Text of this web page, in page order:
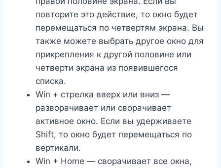
повторите это действие, то окно будет
перемещаться по четвертям экрана. Вы
также можете выбрать другое окно для
прикрепления к другой половине или
четверти экрана из появившегося
списка.
Win + стрелка вверх или вниз —
разворачивает или сворачивает
активное окно. Если вы удерживаете
Shift, то окно будет перемещаться по
вертикали.
Win + Home — сворачивает все окна,